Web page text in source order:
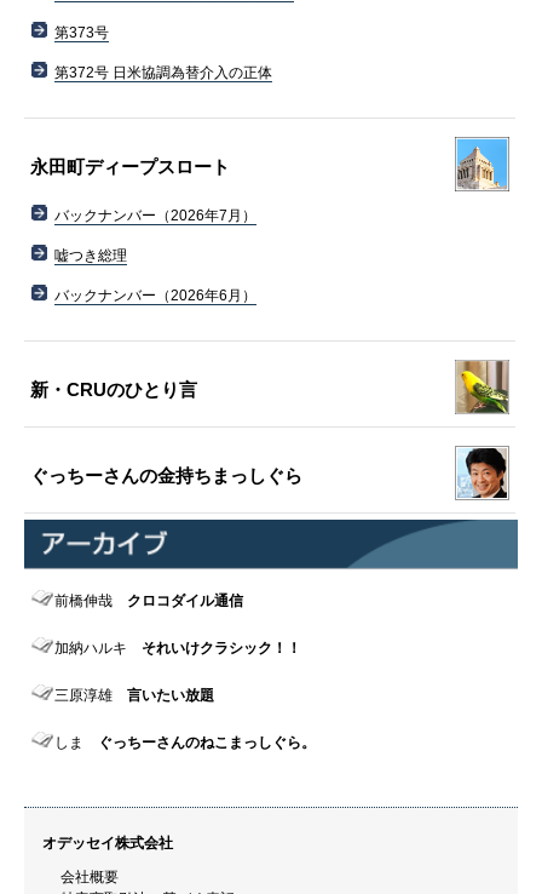
第373号
第372号 日米協調為替介入の正体
永田町ディープスロート
バックナンバー（2026年7月）
嘘つき総理
バックナンバー（2026年6月）
新・CRUのひとり言
ぐっちーさんの金持ちまっしぐら
前橋伸哉 クロコダイル通信
加納ハルキ それいけクラシック！！
三原淳雄 言いたい放題
しま ぐっちーさんのねこまっしぐら。
オデッセイ株式会社
会社概要